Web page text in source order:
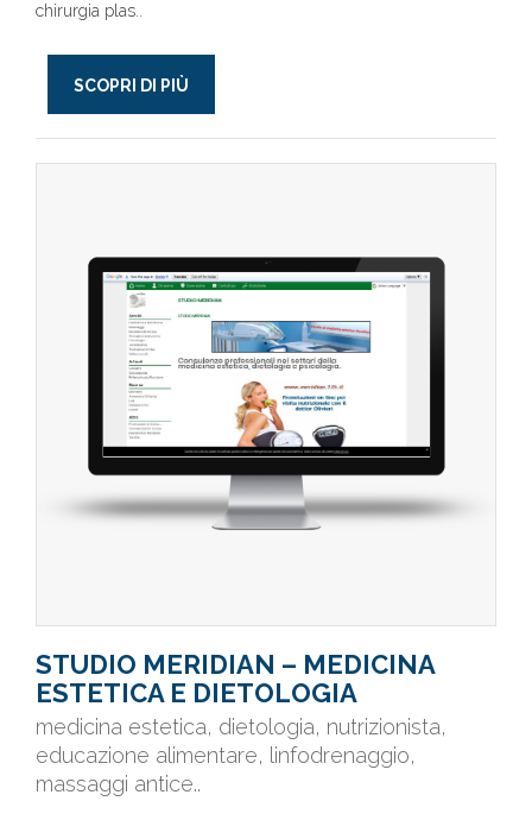
chirurgia plas..
SCOPRI DI PIÙ
STUDIO MERIDIAN – MEDICINA
ESTETICA E DIETOLOGIA
medicina estetica, dietologia, nutrizionista,
educazione alimentare, linfodrenaggio,
massaggi antice..